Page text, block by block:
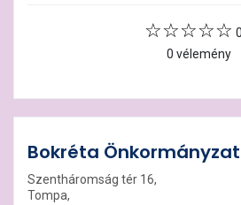
0 vélemény
Bokréta
Szentháromság tér 16,
Tompa,